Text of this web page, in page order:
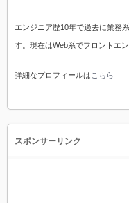
エンジニア歴10年で過去に業務
す。現在はWeb系でフロントエン
詳細なプロフィールは こちら
スポンサーリンク